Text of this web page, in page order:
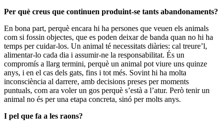
Per què creus que continuen produint-se tants abandonaments?
En bona part, perquè encara hi ha persones que veuen els animals
com si fossin objectes, que es poden deixar de banda quan no hi ha
temps per cuidar-los. Un animal té necessitats diàries: cal treure’l,
alimentar-lo cada dia i assumir-ne la responsabilitat. És un
compromís a llarg termini, perquè un animal pot viure uns quinze
anys, i en el cas dels gats, fins i tot més. Sovint hi ha molta
inconsciència al darrere, amb decisions preses per moments
puntuals, com ara voler un gos perquè s’està a l’atur. Però tenir un
animal no és per una etapa concreta, sinó per molts anys.
I pel que fa a les raons?